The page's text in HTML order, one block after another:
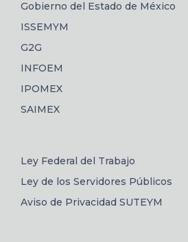
Gobierno del Estado de México
ISSEMYM
G2G
INFOEM
IPOMEX
SAIMEX
Ley Federal del Trabajo
Ley de los Servidores Públicos
Aviso de Privacidad SUTEYM